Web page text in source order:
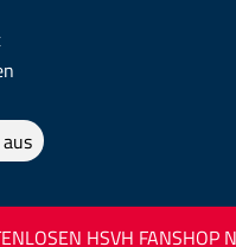
HSVH FANSHOP